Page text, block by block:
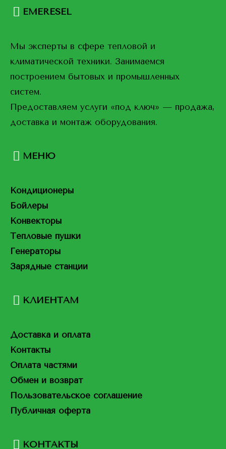
EMERESEL
Мы эксперты в сфере тепловой и
климатической техники. Занимаемся
построением бытовых и промышленных
систем.
Предоставляем услуги «под ключ» — продажа,
доставка и монтаж оборудования.
МЕНЮ
Кондиционеры
Бойлеры
Конвекторы
Тепловые пушки
Генераторы
Зарядные станции
КЛИЕНТАМ
Доставка и оплата
Контакты
Оплата частями
Обмен и возврат
Пользовательское соглашение
Публичная оферта
КОНТАКТЫ